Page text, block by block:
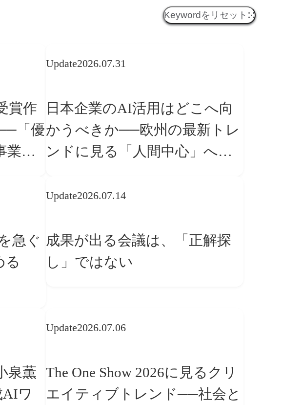
Keywordをリセット
賞作
業と
Update2026.07.31
日本企業のAI活用はどこへ向
かうべきか──欧州の最新トレ
ンドに見る「人間中心」への
急ぐ
る
Update2026.07.14
成果が出る会議は、「正解探
し」ではない
泉薫
ワ
Update2026.07.06
The One Show 2026に見るクリ
エイティブトレンド──社会と